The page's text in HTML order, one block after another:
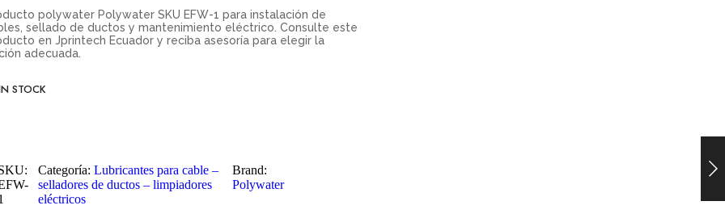
polywater Polywater SKU EFW-1 para instalación de
sellado de ductos y mantenimiento eléctrico. Consulte este
en Jprintech Ecuador y reciba asesoría para elegir la
adecuada.
STOCK
Categoría:Lubricantes para cable –
selladores de ductos – limpiadores
eléctricos
Brand:
Polywater